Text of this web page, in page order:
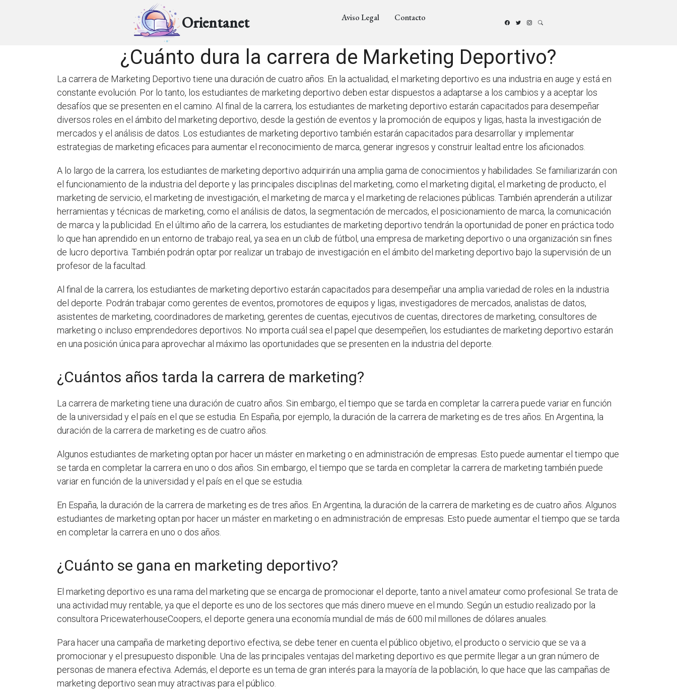
Orientanet Aviso Legal Contacto
¿Cuánto dura la carrera de Marketing Deportivo?
La carrera de Marketing Deportivo tiene una duración de cuatro años. En la actualidad, el marketing deportivo es una industria en auge y está en
constante evolución. Por lo tanto, los estudiantes de marketing deportivo deben estar dispuestos a adaptarse a los cambios y a aceptar los
desafíos que se presenten en el camino. Al final de la carrera, los estudiantes de marketing deportivo estarán capacitados para desempeñar
diversos roles en el ámbito del marketing deportivo, desde la gestión de eventos y la promoción de equipos y ligas, hasta la investigación de
mercados y el análisis de datos. Los estudiantes de marketing deportivo también estarán capacitados para desarrollar y implementar
estrategias de marketing eficaces para aumentar el reconocimiento de marca, generar ingresos y construir lealtad entre los aficionados.
A lo largo de la carrera, los estudiantes de marketing deportivo adquirirán una amplia gama de conocimientos y habilidades. Se familiarizarán con
el funcionamiento de la industria del deporte y las principales disciplinas del marketing, como el marketing digital, el marketing de producto, el
marketing de servicio, el marketing de investigación, el marketing de marca y el marketing de relaciones públicas. También aprenderán a utilizar
herramientas y técnicas de marketing, como el análisis de datos, la segmentación de mercados, el posicionamiento de marca, la comunicación
de marca y la publicidad. En el último año de la carrera, los estudiantes de marketing deportivo tendrán la oportunidad de poner en práctica todo
lo que han aprendido en un entorno de trabajo real, ya sea en un club de fútbol, una empresa de marketing deportivo o una organización sin fines
de lucro deportiva. También podrán optar por realizar un trabajo de investigación en el ámbito del marketing deportivo bajo la supervisión de un
profesor de la facultad.
Al final de la carrera, los estudiantes de marketing deportivo estarán capacitados para desempeñar una amplia variedad de roles en la industria
del deporte. Podrán trabajar como gerentes de eventos, promotores de equipos y ligas, investigadores de mercados, analistas de datos,
asistentes de marketing, coordinadores de marketing, gerentes de cuentas, ejecutivos de cuentas, directores de marketing, consultores de
marketing o incluso emprendedores deportivos. No importa cuál sea el papel que desempeñen, los estudiantes de marketing deportivo estarán
en una posición única para aprovechar al máximo las oportunidades que se presenten en la industria del deporte.
¿Cuántos años tarda la carrera de marketing?
La carrera de marketing tiene una duración de cuatro años. Sin embargo, el tiempo que se tarda en completar la carrera puede variar en función
de la universidad y el país en el que se estudia. En España, por ejemplo, la duración de la carrera de marketing es de tres años. En Argentina, la
duración de la carrera de marketing es de cuatro años.
Algunos estudiantes de marketing optan por hacer un máster en marketing o en administración de empresas. Esto puede aumentar el tiempo que
se tarda en completar la carrera en uno o dos años. Sin embargo, el tiempo que se tarda en completar la carrera de marketing también puede
variar en función de la universidad y el país en el que se estudia.
En España, la duración de la carrera de marketing es de tres años. En Argentina, la duración de la carrera de marketing es de cuatro años. Algunos
estudiantes de marketing optan por hacer un máster en marketing o en administración de empresas. Esto puede aumentar el tiempo que se tarda
en completar la carrera en uno o dos años.
¿Cuánto se gana en marketing deportivo?
El marketing deportivo es una rama del marketing que se encarga de promocionar el deporte, tanto a nivel amateur como profesional. Se trata de
una actividad muy rentable, ya que el deporte es uno de los sectores que más dinero mueve en el mundo. Según un estudio realizado por la
consultora PricewaterhouseCoopers, el deporte genera una economía mundial de más de 600 mil millones de dólares anuales.
Para hacer una campaña de marketing deportivo efectiva, se debe tener en cuenta el público objetivo, el producto o servicio que se va a
promocionar y el presupuesto disponible. Una de las principales ventajas del marketing deportivo es que permite llegar a un gran número de
personas de manera efectiva. Además, el deporte es un tema de gran interés para la mayoría de la población, lo que hace que las campañas de
marketing deportivo sean muy atractivas para el público.